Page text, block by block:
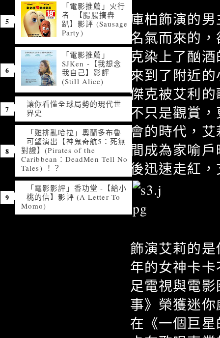
庫柏飾演的
名氣而來的
克染上了酗
來到了附近
傑克被艾利
不只是觀賞
會的時代，
間成為家喻
後迅速走紅
飾演艾莉的
年的女神卡
足電視與電
事》榮獲迷
在《一個巨
「電影推薦」火行
者 -【腸腸搞轟
趴】影評 (Sausage
Party)
「電影推薦」
SJKen -【我想念
我自己】影評
(Still Alice)
讓你看懂全球局勢的現代世
界史
「雞排亂哈拉」奧蘭多布魯
可望演出【神鬼奇航5：死無
對證】(Pirates of the
Caribbean：DeadMen Tell No
Tales) ！？
「電影影評」香功堂 -【給小
桃的信】影評 (A Letter To
Momo)